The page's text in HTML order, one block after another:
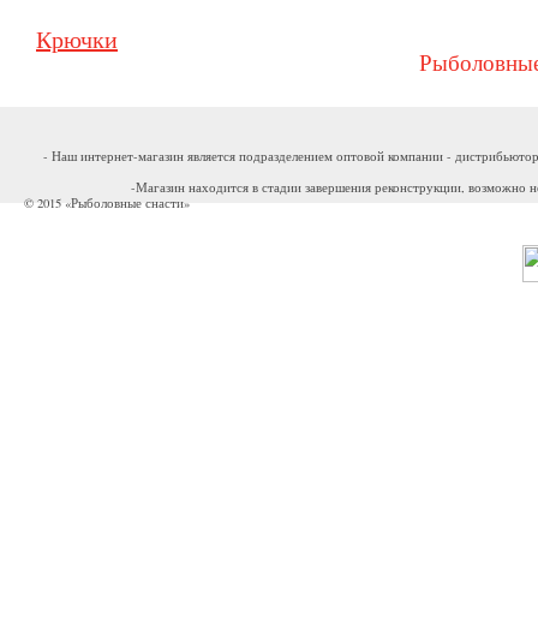
Крючки
- Наш интернет-магазин является подразделением оптовой компании -
-Магазин находится в стадии завершения реконструкции, возможно
© 2015 «Рыболовные снасти»